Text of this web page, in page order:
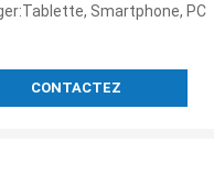
Smartphone, PC
CONTACTEZ